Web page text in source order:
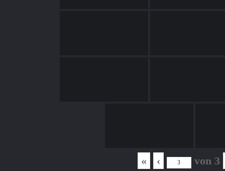
« ‹ von 3